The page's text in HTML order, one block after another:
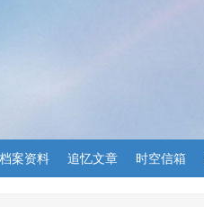
档案资料 追忆文章 时空信箱